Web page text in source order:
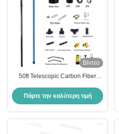
Βίντεο
50ft Telescopic Carbon Fiber
καθαρισμό παραθύρων και
ηλιακών εγκαταστάσεων OEM
Πάρτε την καλύτερη τιμή